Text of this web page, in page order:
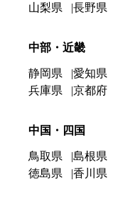
山梨県 長野県
中部・近畿
静岡県 愛知県
兵庫県
京都府
中国・四国
鳥取県 島根県
徳島県
香川県